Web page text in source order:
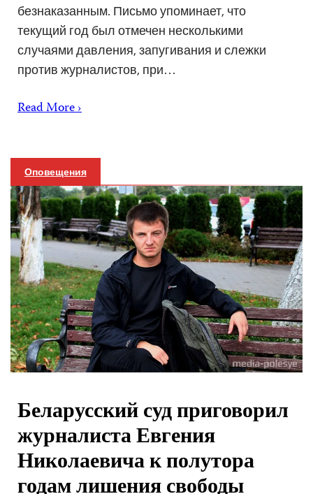
безнаказанным. Письмо упоминает, что
текущий год был отмечен несколькими
случаями давления, запугивания и слежки
против журналистов, при…
Read More ›
Оповещения
Беларусский суд приговорил
журналиста Евгения
Николаевича к полутора